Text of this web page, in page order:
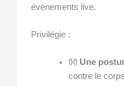
événements live.
Privilégie :
👐 Une
contre le